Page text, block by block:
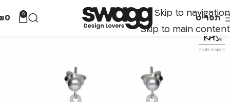
Skip to navigation
Skip to main content
תפריט 0
0